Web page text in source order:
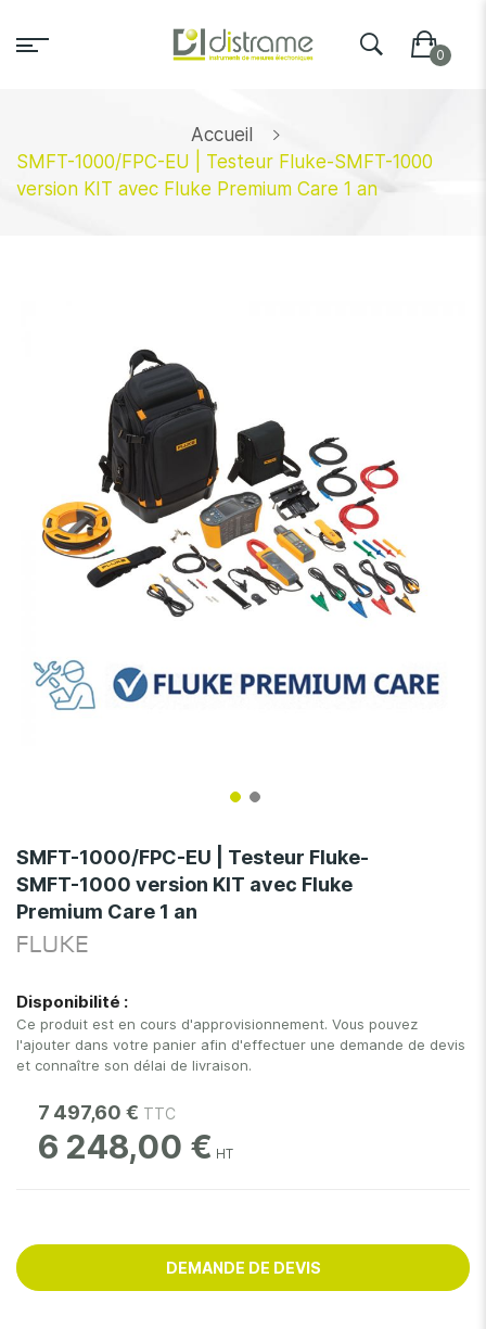
Accueil
SMFT-1000/FPC-EU | Testeur Fluke-SMFT-1000
version KIT avec Fluke Premium Care 1 an
to
the
beginning
of
the
SMFT-1000/FPC-EU | Testeur Fluke-
SMFT-1000 version KIT avec Fluke
Premium Care 1 an
FLUKE
Disponibilité :
Ce produit est en cours d'approvisionnement. Vous pouvez
l'ajouter dans votre panier afin d'effectuer une demande de devis
et connaître son délai de livraison.
7 497,60 €
6 248,00 €
DEMANDE DE DEVIS